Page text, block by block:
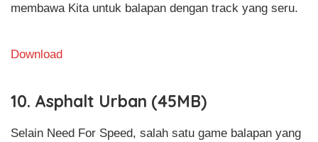
membawa Kita untuk balapan dengan track yang seru.
Download
10. Asphalt Urban (45MB)
Selain Need For Speed, salah satu game balapan yang